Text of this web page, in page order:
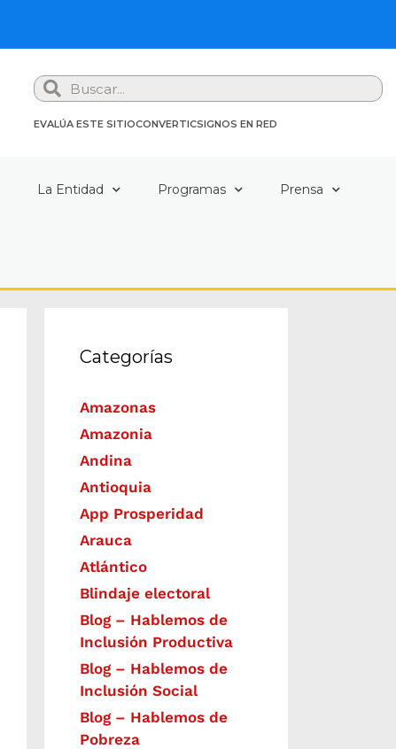
Search
EVALÚA ESTE SITIOCONVERTICSIGNOS EN RED
La Entidad Programas Prensa
Categorías
Amazonas
Amazonia
Andina
Antioquia
App Prosperidad
Arauca
Atlántico
Blindaje electoral
Blog – Hablemos de
Inclusión Productiva
Blog – Hablemos de
Inclusión Social
Blog – Hablemos de
Pobreza